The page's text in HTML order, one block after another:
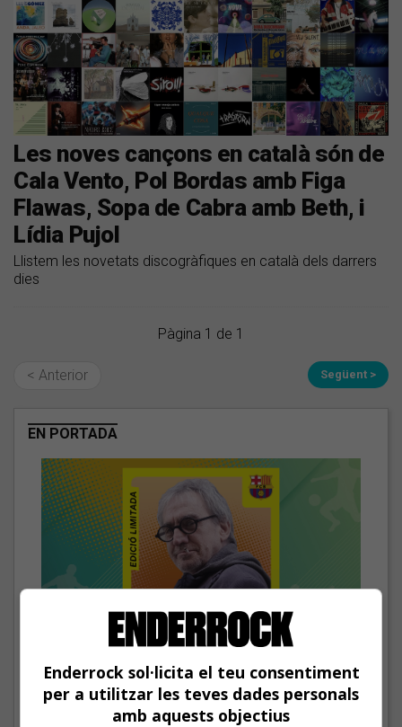
Les noves cançons en català són de
Cala Vento, Pol Bordas amb Figa
Flawas, Sopa de Cabra amb Beth, i
Lídia Pujol
Llistem les novetats discogràfiques en català dels darrers
dies
Pàgina 1 de 1
< Anterior Següent >
EN PORTADA
El cromo de Carles Cases
Les veus dels himnes del futbol
Enderrock sol·licita el teu consentiment
per a utilitzar les teves dades personals
amb aquests objectius